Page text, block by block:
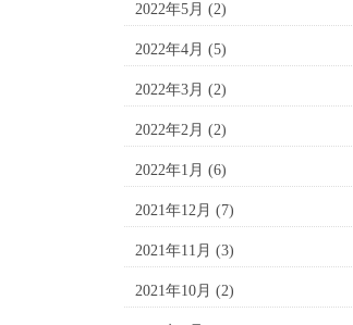
2022年5月 (2)
2022年4月 (5)
2022年3月 (2)
2022年2月 (2)
2022年1月 (6)
2021年12月 (7)
2021年11月 (3)
2021年10月 (2)